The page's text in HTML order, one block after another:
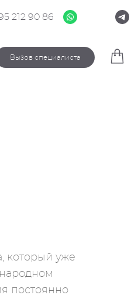
212 90 86
Вызов специалиста
который уже
постоянно